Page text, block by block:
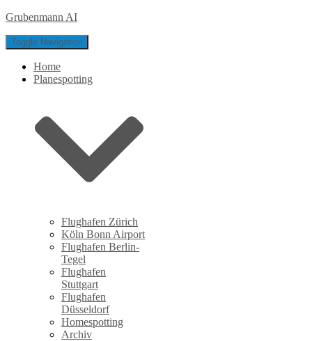
Grubenmann AI
Toggle Navigation
Home
Planespotting
Flughafen Zürich
Köln Bonn Airport
Flughafen Berlin-
Tegel
Flughafen
Stuttgart
Flughafen
Düsseldorf
Homespotting
Archiv